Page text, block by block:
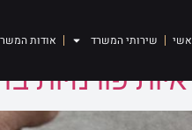
שירותי המשרד אודות
פורנזיות